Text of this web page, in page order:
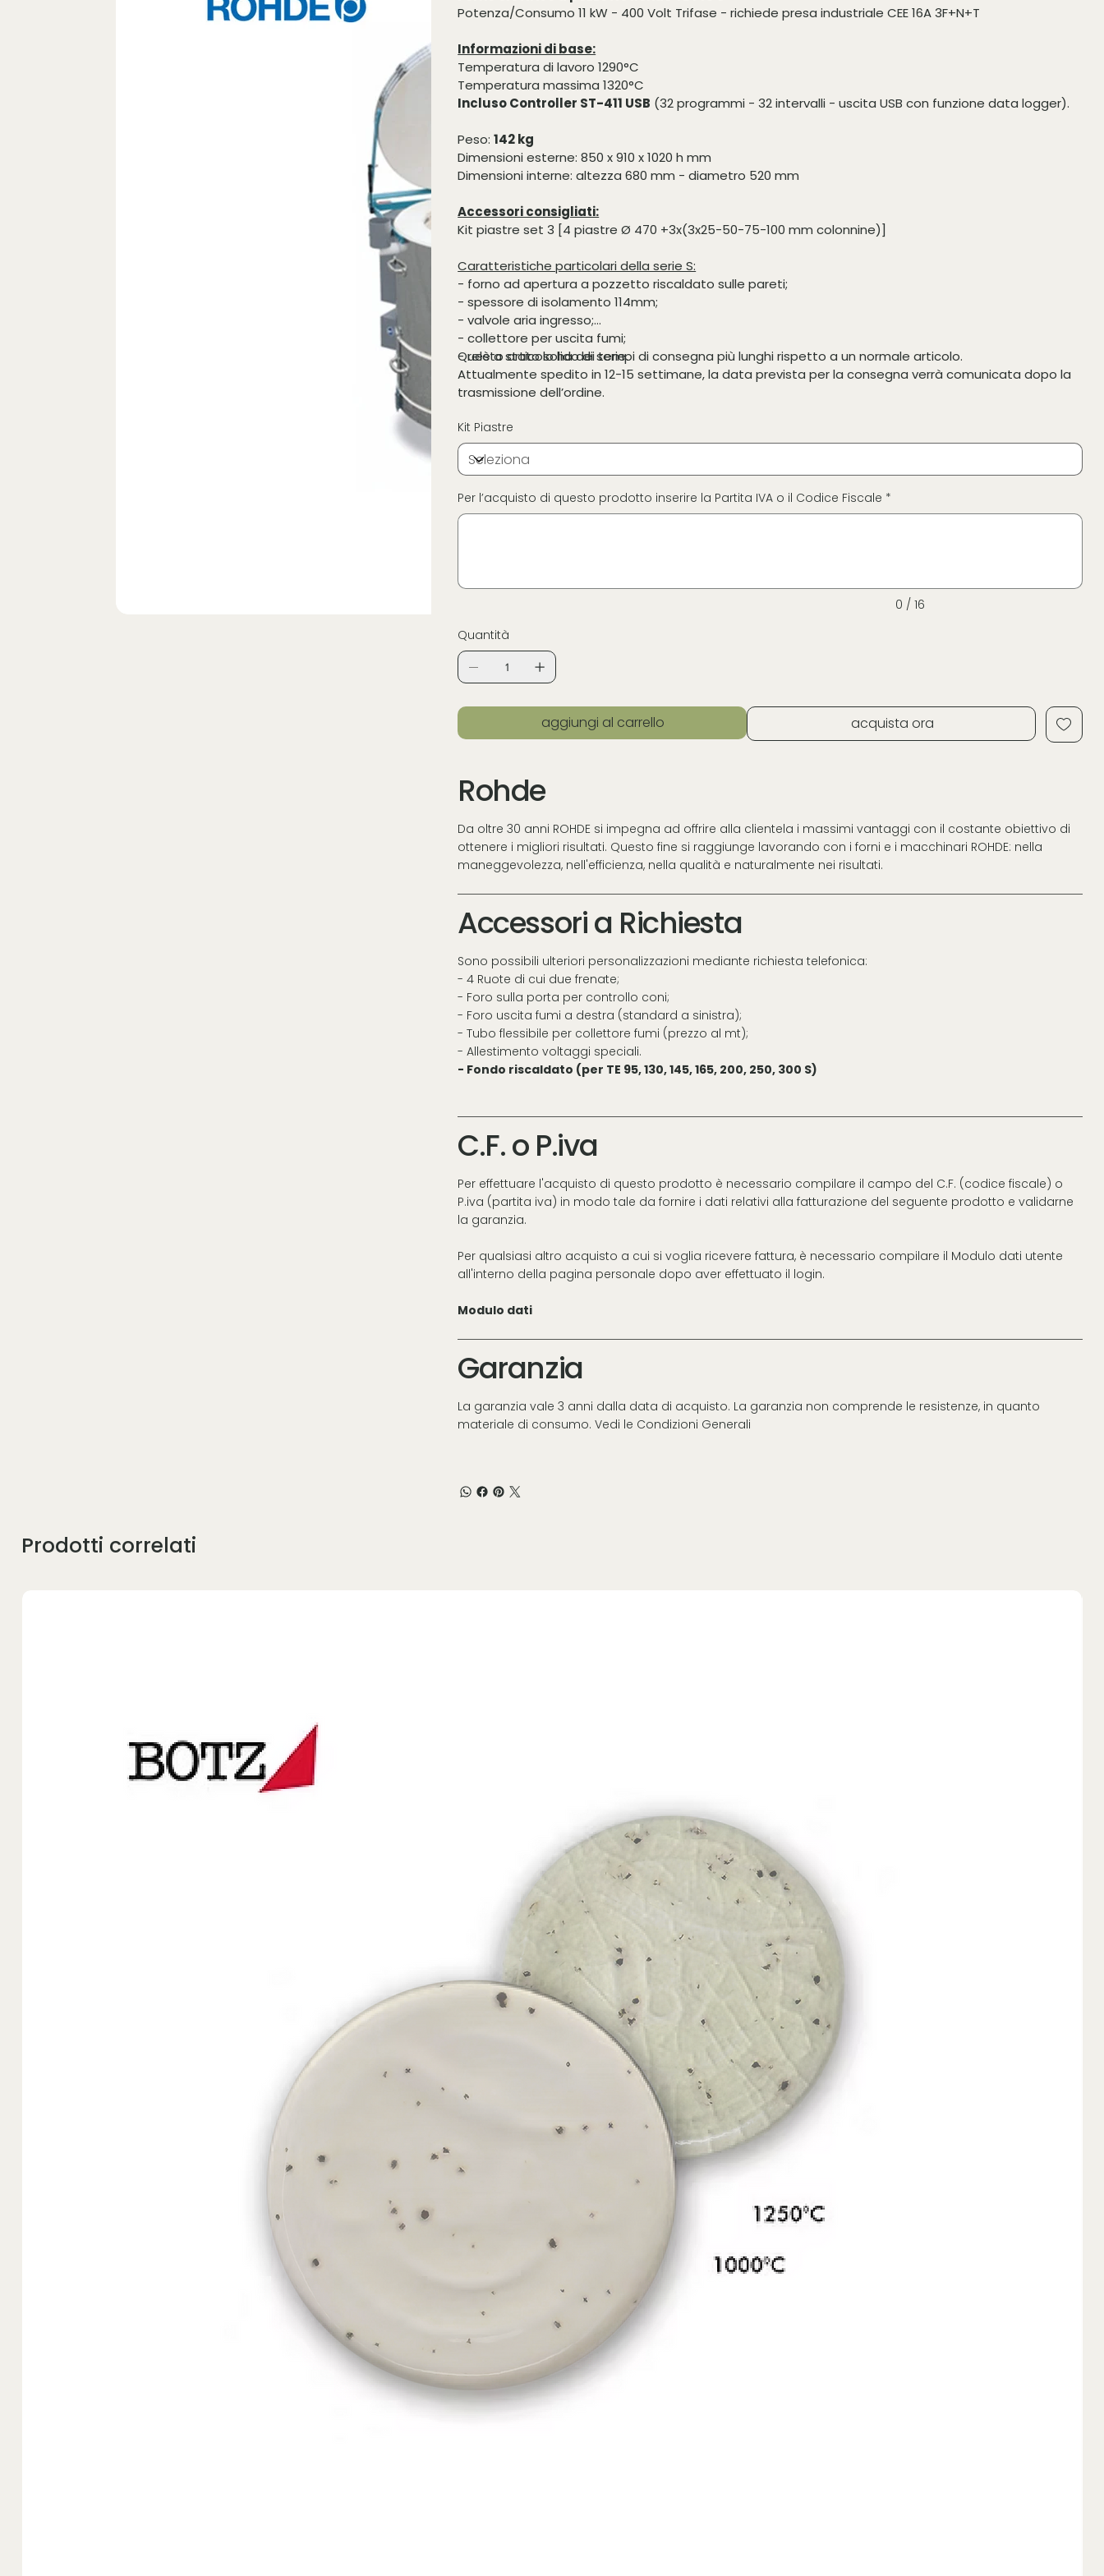
Potenza/Consumo 11 kW - 400 Volt Trifase - richiede presa industriale CEE 16A 3F+N+T
Informazioni di base:
Temperatura di lavoro 1290°C
Temperatura massima 1320°C
Incluso Controller ST-411 USB (32 programmi - 32 intervalli - uscita USB con funzione data logger).
Peso:142 kg
Dimensioni esterne: 850 x 910 x 1020 h mm
Dimensioni interne: altezza 680 mm - diametro 520 mm
Accessori consigliati:
Kit piastre set 3 [4 piastre Ø 470 +3x(3x25-50-75-100 mm colonnine)]
Caratteristiche particolari della serie S:
- forno ad apertura a pozzetto riscaldato sulle pareti;
- spessore di isolamento 114mm;
- valvole aria ingresso;
- collettore per uscita fumi;
- relè a stato solido di serie.
Questo articolo ha dei tempi di consegna più lunghi rispetto a un normale articolo.
Attualmente spedito in 12-15 settimane, la data prevista per la consegna verrà comunicata dopo la
trasmissione dell’ordine.
Kit Piastre
Per l’acquisto di questo prodotto inserire la Partita IVA o il Codice Fiscale *
a
0 / 16
Quantità
aggiungi al carrello acquista ora
Rohde
Da oltre 30 anni ROHDE si impegna ad offrire alla clientela i massimi vantaggi con il costante obiettivo di
ottenere i migliori risultati. Questo fine si raggiunge lavorando con i forni e i macchinari ROHDE: nella
maneggevolezza, nell'efficienza, nella qualità e naturalmente nei risultati.
Accessori a Richiesta
Sono possibili ulteriori personalizzazioni mediante richiesta telefonica:
- 4 Ruote di cui due frenate;
- Foro sulla porta per controllo coni;
- Foro uscita fumi a destra (standard a sinistra);
- Tubo flessibile per collettore fumi (prezzo al mt);
- Allestimento voltaggi speciali.
- Fondo riscaldato (per TE 95, 130, 145, 165, 200, 250, 300 S)
C.F. o P.iva
Per effettuare l'acquisto di questo prodotto è necessario compilare il campo del C.F. (codice fiscale) o
P.iva (partita iva) in modo tale da fornire i dati relativi alla fatturazione del seguente prodotto e validarne
la garanzia.
Per qualsiasi altro acquisto a cui si voglia ricevere fattura, è necessario compilare il Modulo dati utente
all'interno della pagina personale dopo aver effettuato il login.
Modulo dati
Garanzia
La garanzia vale 3 anni dalla data di acquisto. La garanzia non comprende le resistenze, in quanto
materiale di consumo. Vedi le Condizioni Generali
Prodotti correlati